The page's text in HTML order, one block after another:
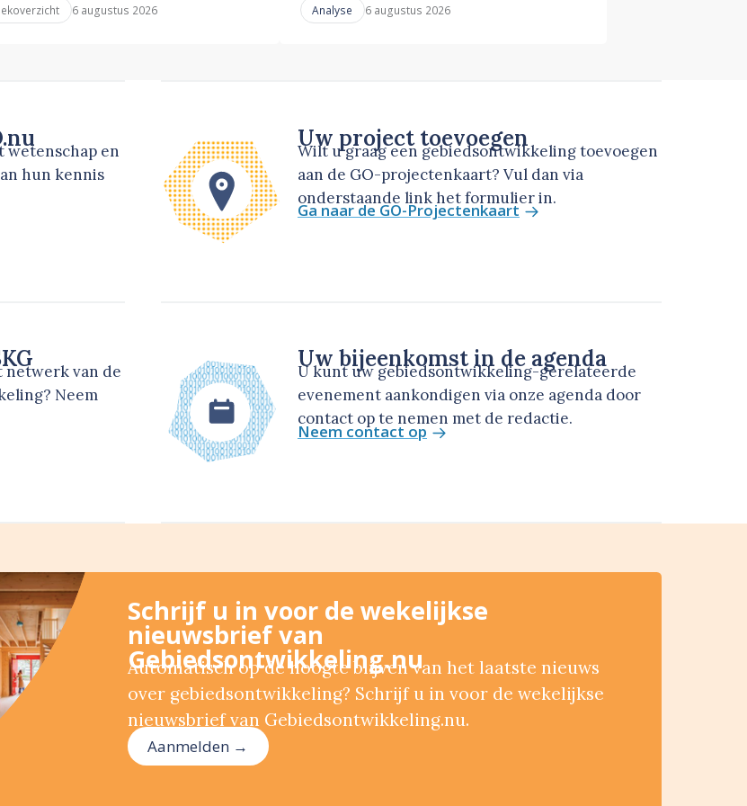
6 augustus 2026 Analyse 6 augustus 2026
wetenschap en
hun kennis
Uw project toevoegen
Wilt u graag een gebiedsontwikkeling toevoegen
aan de GO-projectenkaart? Vul dan via
onderstaande link het formulier in.
Ga naar de GO-Projectenkaart
netwerk van de
Neem
Uw bijeenkomst in de agenda
U kunt uw gebiedsontwikkeling-gerelateerde
evenement aankondigen via onze agenda door
contact op te nemen met de redactie.
Neem contact op
Schrijf u in voor de wekelijkse
nieuwsbrief van
Gebiedsontwikkeling.nu
Automatisch op de hoogte blijven van het laatste nieuws
over gebiedsontwikkeling? Schrijf u in voor de wekelijkse
nieuwsbrief van Gebiedsontwikkeling.nu.
Aanmelden →